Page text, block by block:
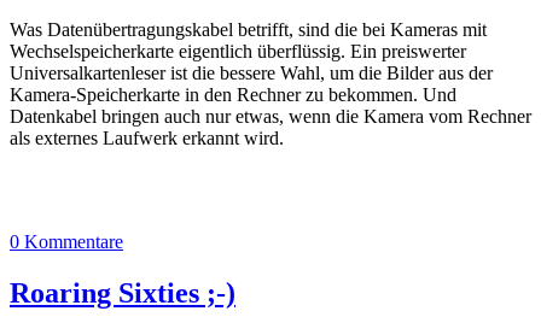
Was Datenübertragungskabel betrifft, sind die bei Kameras mit
Wechselspeicherkarte eigentlich überflüssig. Ein preiswerter
Universalkartenleser ist die bessere Wahl, um die Bilder aus der
Kamera-Speicherkarte in den Rechner zu bekommen. Und
Datenkabel bringen auch nur etwas, wenn die Kamera vom Rechner
als externes Laufwerk erkannt wird.
0 Kommentare
Roaring Sixties ;-)